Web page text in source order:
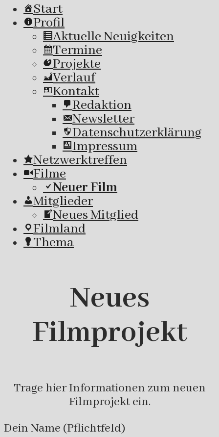
Start
Profil
Aktuelle Neuigkeiten
Termine
Projekte
Verlauf
Kontakt
Redaktion
Newsletter
Datenschutzerklärung
Impressum
Netzwerktreffen
Filme
Neuer Film
Mitglieder
Neues Mitglied
Filmland
Thema
Neues
Filmprojekt
Trage hier Informationen zum neuen
Filmprojekt ein.
Dein Name (Pflichtfeld)